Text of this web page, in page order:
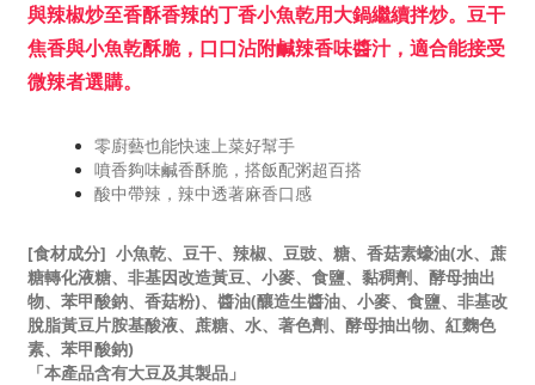
與辣椒炒至香酥香辣的丁香小魚乾用大鍋繼續拌炒。豆干
焦香與小魚乾酥脆，口口沾附鹹辣香味醬汁，適合能接受
微辣者選購。
零廚藝也能快速上菜好幫手
噴香夠味鹹香酥脆，搭飯配粥超百搭
酸中帶辣，辣中透著麻香口感
[食材成分] 小魚乾、豆干、辣椒、豆豉、糖、香菇素蠔油(水、蔗
糖轉化液糖、非基因改造黃豆、小麥、食鹽、黏稠劑、酵母抽出
物、苯甲酸鈉、香菇粉)、醬油(釀造生醬油、小麥、食鹽、非基改
脫脂黃豆片胺基酸液、蔗糖、水、著色劑、酵母抽出物、紅麴色
素、苯甲酸鈉)
「本產品含有大豆及其製品」